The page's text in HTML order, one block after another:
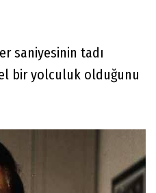
saniyesinin tadı
bir yolculuk olduğunu